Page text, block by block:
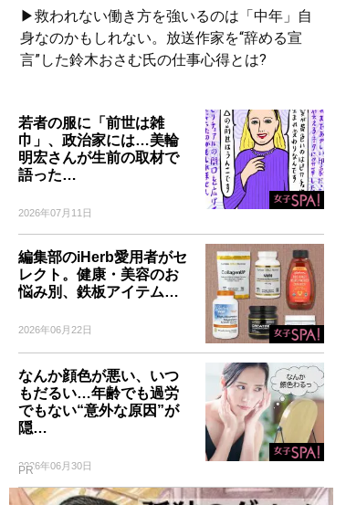
▶救われない働き方を強いるのは「中年」自
身なのかもしれない。放送作家を“辞める宣
言”した鈴木おさむ氏の仕事心得とは?
若者の服に「前世は雑
巾」、政治家には…美輪
明宏さんが生前の取材で
語った…
2026年07月11日
編集部のiHerb愛用者がセ
レクト。健康・美容のお
悩み別、鉄板アイテム…
2026年06月22日
なんか顔色が悪い、いつ
もだるい…年齢でも過労
でもない“意外な原因”が
隠…
2026年06月30日
PR